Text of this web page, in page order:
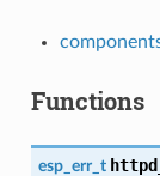
Functions
esp_err_t